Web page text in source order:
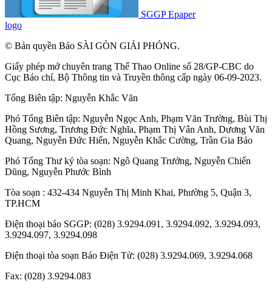
SGGP Epaper
logo
© Bản quyền Báo SÀI GÒN GIẢI PHÓNG.
Giấy phép mở chuyên trang Thể Thao Online số 28/GP-CBC do
Cục Báo chí, Bộ Thông tin và Truyền thông cấp ngày 06-09-2023.
Tổng Biên tập: Nguyễn Khắc Văn
Phó Tổng Biên tập: Nguyễn Ngọc Anh, Phạm Văn Trường, Bùi Thị
Hồng Sương, Trương Đức Nghĩa, Phạm Thị Vân Anh, Dương Văn
Quang, Nguyễn Đức Hiển, Nguyễn Khắc Cường, Trần Gia Bảo
Phó Tổng Thư ký tòa soạn: Ngô Quang Trưởng, Nguyễn Chiến
Dũng, Nguyễn Phước Bình
Tòa soạn : 432-434 Nguyễn Thị Minh Khai, Phường 5, Quận 3,
TP.HCM
Điện thoại báo SGGP: (028) 3.9294.091, 3.9294.092, 3.9294.093,
3.9294.097, 3.9294.098
Điện thoại tòa soạn Báo Điện Tử: (028) 3.9294.069, 3.9294.068
Fax: (028) 3.9294.083